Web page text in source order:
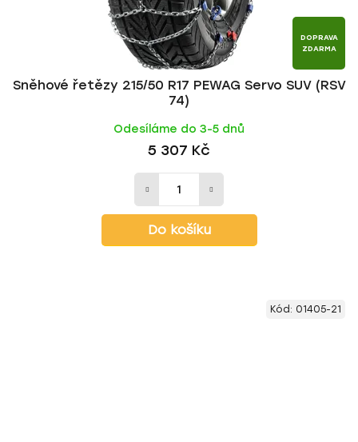
DOPRAVA
ZDARMA
Sněhové řetězy 215/50 R17 PEWAG Servo SUV (RSV
74)
Odesíláme do 3-5 dnů
5 307 Kč
Do košíku
Kód: 01405-21